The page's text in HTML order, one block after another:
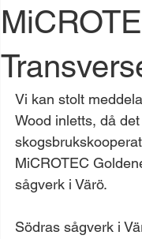
Vi kan stolt
Wood inletts, då
MiCROTEC
sågverk i Värö.
Södras sågverk i